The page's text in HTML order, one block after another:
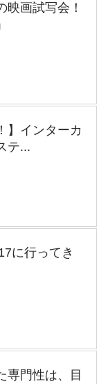
画試写会！
】インターカ
テ...
に行ってき
専門性は、目